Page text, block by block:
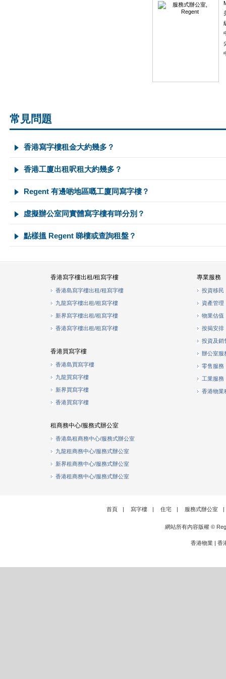
常見問題
香港寫字樓租金大約幾多？
香港工廈出租呎租大約幾多？
Regent 有邊啲地區嘅工廈同寫字樓？
虛擬辦公室同實體寫字樓有咩分別？
點樣搵 Regent 睇樓或查詢租盤？
香港寫字樓出租/租寫字樓
香港島寫字樓出租/租寫字樓
九龍寫字樓出租/租寫字樓
新界寫字樓出租/租寫字樓
香港寫字樓出租/租寫字樓
香港買寫字樓
香港島買寫字樓
九龍買寫字樓
新界買寫字樓
香港買寫字樓
租商務中心/服務式辦公室
香港島租商務中心/服務式辦公室
九龍租商務中心/服務式辦公室
新界租商務中心/服務式辦公室
香港租商務中心/服務式辦公室
專業服務
投資移民
資產管理
物業估值
按揭安排
投資及銷
辦公室服
零售服務
工業服務
香港物業
首頁 | 寫字樓 | 住宅 | 服務式辦公室 |
網站所有內容版權 ©
香港物業 | 香